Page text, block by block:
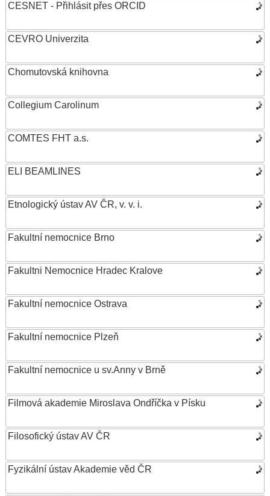
CESNET - Přihlásit přes ORCID
CEVRO Univerzita
Chomutovská knihovna
Collegium Carolinum
COMTES FHT a.s.
ELI BEAMLINES
Etnologický ústav AV ČR, v. v. i.
Fakultní nemocnice Brno
Fakultni Nemocnice Hradec Kralove
Fakultní nemocnice Ostrava
Fakultní nemocnice Plzeň
Fakultní nemocnice u sv.Anny v Brně
Filmová akademie Miroslava Ondříčka v Písku
Filosofický ústav AV ČR
Fyzikální ústav Akademie věd ČR